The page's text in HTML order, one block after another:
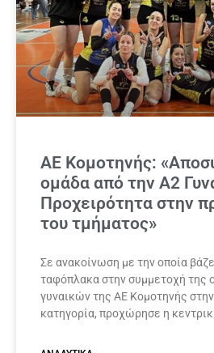
ΑΕ Κομοτηνής:
ομάδα από την Α2
Προχειρότητα στην
του τμήματος»
Σε ανακοίνωση με την οποία
ταφόπλακα στην συμμετοχή της
γυναικών της ΑΕ Κομοτηνής
κατηγορία, προχώρησε η